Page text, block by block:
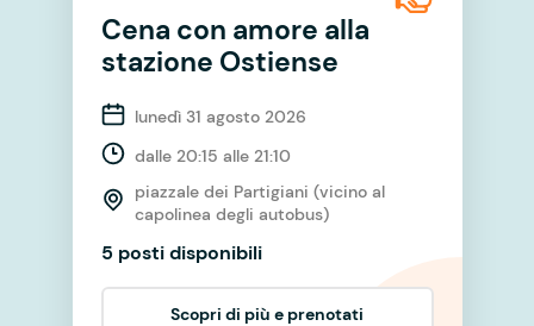
Cena con amore alla
stazione Ostiense
lunedì 31 agosto 2026
dalle 20:15 alle 21:10
piazzale dei Partigiani (vicino al
capolinea degli autobus)
5 posti disponibili
Scopri di più e prenotati